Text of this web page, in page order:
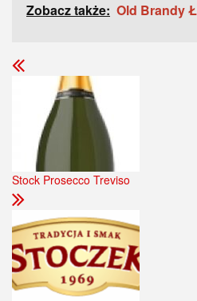
Zobacz także: Old Brandy
Stock Prosecco Treviso